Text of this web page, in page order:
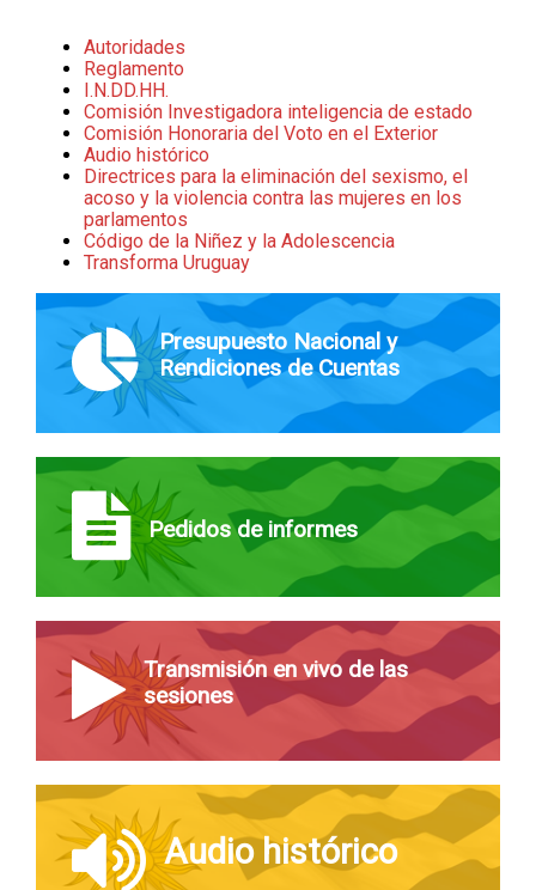
Autoridades
Reglamento
I.N.DD.HH.
Comisión Investigadora inteligencia de estado
Comisión Honoraria del Voto en el Exterior
Audio histórico
Directrices para la eliminación del sexismo, el
acoso y la violencia contra las mujeres en los
parlamentos
Código de la Niñez y la Adolescencia
Transforma Uruguay
Presupuesto Nacional y
Rendiciones de Cuentas
Pedidos de informes
Transmisión en vivo de las
sesiones
Audio histórico